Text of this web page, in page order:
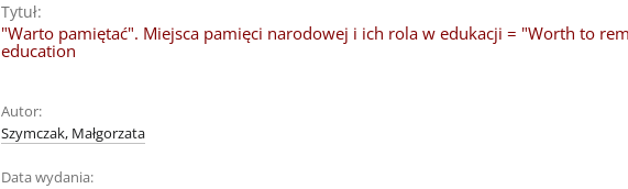
Tytuł:
"Warto pamiętać". Miejsca pamięci narodowej i ich rola w edukacji = "Worth to
education
Autor:
Szymczak, Małgorzata
Data wydania: